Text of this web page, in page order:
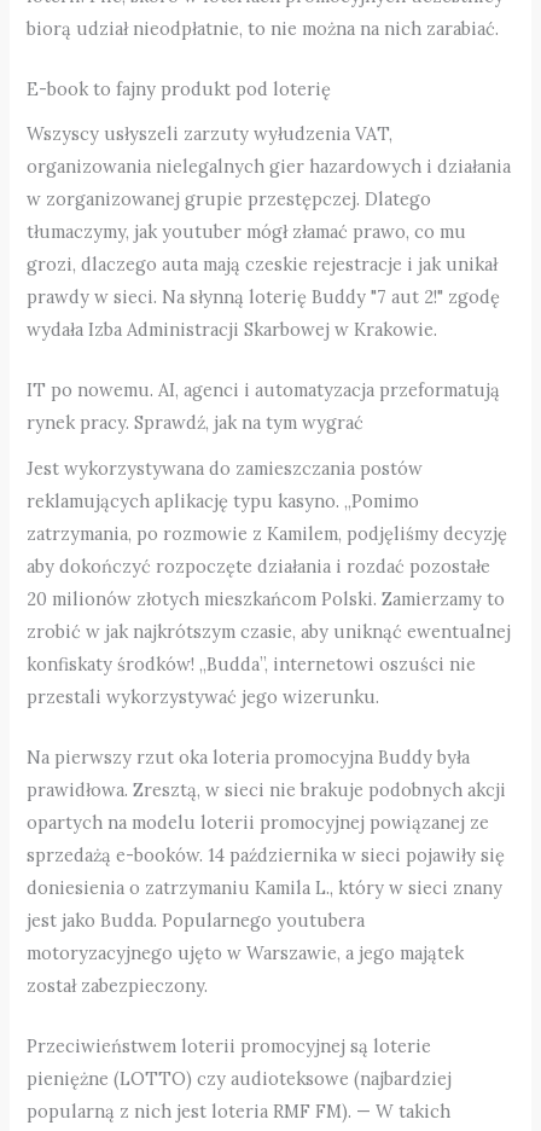
biorą udział nieodpłatnie, to nie można na nich zarabiać.
E-book to fajny produkt pod loterię
Wszyscy usłyszeli zarzuty wyłudzenia VAT,
organizowania nielegalnych gier hazardowych i działania
w zorganizowanej grupie przestępczej. Dlatego
tłumaczymy, jak youtuber mógł złamać prawo, co mu
grozi, dlaczego auta mają czeskie rejestracje i jak unikał
prawdy w sieci. Na słynną loterię Buddy "7 aut 2!" zgodę
wydała Izba Administracji Skarbowej w Krakowie.
IT po nowemu. AI, agenci i automatyzacja przeformatują
rynek pracy. Sprawdź, jak na tym wygrać
Jest wykorzystywana do zamieszczania postów
reklamujących aplikację typu kasyno. „Pomimo
zatrzymania, po rozmowie z Kamilem, podjęliśmy decyzję
aby dokończyć rozpoczęte działania i rozdać pozostałe
20 milionów złotych mieszkańcom Polski. Zamierzamy to
zrobić w jak najkrótszym czasie, aby uniknąć ewentualnej
konfiskaty środków! „Budda”, internetowi oszuści nie
przestali wykorzystywać jego wizerunku.
Na pierwszy rzut oka loteria promocyjna Buddy była
prawidłowa. Zresztą, w sieci nie brakuje podobnych akcji
opartych na modelu loterii promocyjnej powiązanej ze
sprzedażą e-booków. 14 października w sieci pojawiły się
doniesienia o zatrzymaniu Kamila L., który w sieci znany
jest jako Budda. Popularnego youtubera
motoryzacyjnego ujęto w Warszawie, a jego majątek
został zabezpieczony.
Przeciwieństwem loterii promocyjnej są loterie
pieniężne (LOTTO) czy audioteksowe (najbardziej
popularną z nich jest loteria RMF FM). — W takich